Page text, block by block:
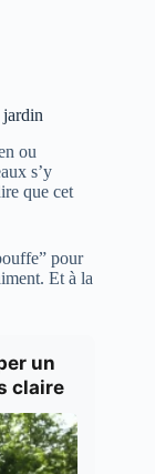
jardin
ou
s’y
que cet
pour
Et à la
un
claire